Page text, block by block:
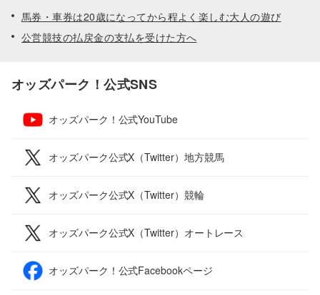
馬券・車券は20歳になってから程よく楽しむ大人の遊び
公営競技の払戻金の支払を受けた方へ
オッズパーク！公式SNS
オッズパーク！公式YouTube
オッズパーク公式X（Twitter）地方競馬
オッズパーク公式X（Twitter）競輪
オッズパーク公式X（Twitter）オートレース
オッズパーク！公式Facebookページ